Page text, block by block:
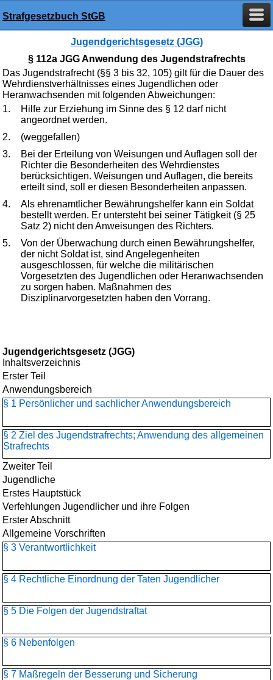
Strafgesetzbuch StGB
Jugendgerichtsgesetz (JGG)
§ 112a JGG Anwendung des Jugendstrafrechts
Das Jugendstrafrecht (§§ 3 bis 32, 105) gilt für die Dauer des
Wehrdienstverhältnisses eines Jugendlichen oder
Heranwachsenden mit folgenden Abweichungen:
1.
Hilfe zur Erziehung im Sinne des § 12 darf nicht
angeordnet werden.
2.
(weggefallen)
3.
Bei der Erteilung von Weisungen und Auflagen soll der
Richter die Besonderheiten des Wehrdienstes
berücksichtigen. Weisungen und Auflagen, die bereits
erteilt sind, soll er diesen Besonderheiten anpassen.
4.
Als ehrenamtlicher Bewährungshelfer kann ein Soldat
bestellt werden. Er untersteht bei seiner Tätigkeit (§ 25
Satz 2) nicht den Anweisungen des Richters.
5.
Von der Überwachung durch einen Bewährungshelfer,
der nicht Soldat ist, sind Angelegenheiten
ausgeschlossen, für welche die militärischen
Vorgesetzten des Jugendlichen oder Heranwachsenden
zu sorgen haben. Maßnahmen des
Disziplinarvorgesetzten haben den Vorrang.
Jugendgerichtsgesetz (JGG)
Inhaltsverzeichnis
Erster Teil
Anwendungsbereich
§ 1 Persönlicher und sachlicher Anwendungsbereich
§ 2 Ziel des Jugendstrafrechts; Anwendung des allgemeinen
Strafrechts
Zweiter Teil
Jugendliche
Erstes Hauptstück
Verfehlungen Jugendlicher und ihre Folgen
Erster Abschnitt
Allgemeine Vorschriften
§ 3 Verantwortlichkeit
§ 4 Rechtliche Einordnung der Taten Jugendlicher
§ 5 Die Folgen der Jugendstraftat
§ 6 Nebenfolgen
§ 7 Maßregeln der Besserung und Sicherung